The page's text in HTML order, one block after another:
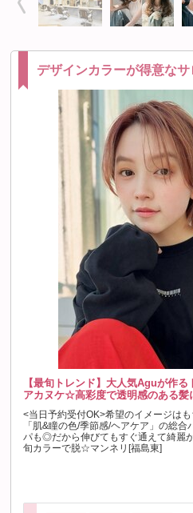
デザインカラーが得意なサ
【最旬トレンド】大人気Aguが作
アカヌケ☆高彩度で透明感のある
<当日予約受付OK>希望のイメージは
「肌&瞳の色/季節感/ヘアケア」の総
パも◎だから伸びてもすぐ通えて綺麗
旬カラーで脱☆マンネリ[福島東]